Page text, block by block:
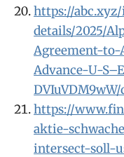
https://
details/2025/
Agreement-
Advance-U-
https://
aktie-
intersect-soll-